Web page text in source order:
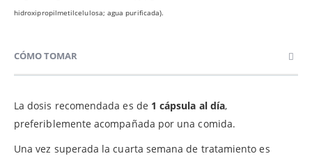
hidroxipropilmetilcelulosa; agua purificada).
CÓMO TOMAR
La dosis recomendada es de 1 cápsula al día,
preferiblemente acompañada por una comida.
Una vez superada la cuarta semana de tratamiento es